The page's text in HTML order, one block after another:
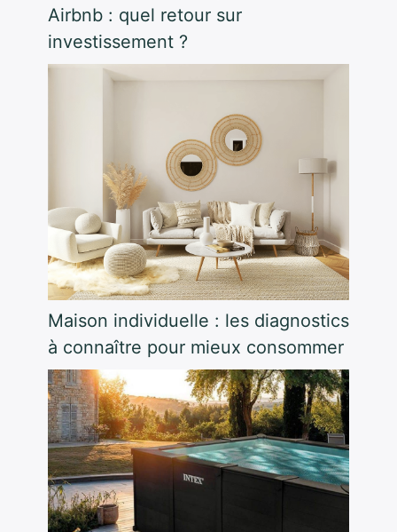
Airbnb : quel retour sur
investissement ?
Maison individuelle : les diagnostics
à connaître pour mieux consommer